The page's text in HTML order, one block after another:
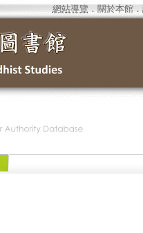
網站導覽 ． 關於本館．